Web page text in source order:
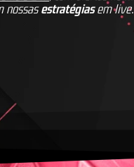
nossasestratégiasem live.